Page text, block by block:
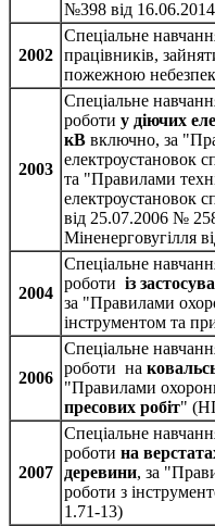
№398 від
2002
Спеціальне
працівників,
пожежною
2003
Спеціальне
роботи у діючих
кВ включно, за
електроустановок
та "Правилами
електроустановок
від 25.07.2006 №
Міненерговугілля
2004
Спеціальне
роботи із
за "Правилами
інструментом та
2006
Спеціальне
роботи на
"Правилами
пресових робіт"
2007
Спеціальне
роботи на
деревини, за
роботи з
1.71-13)